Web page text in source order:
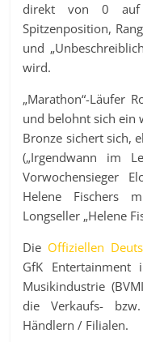
direkt von 0 auf
Spitzenposition,
und
wird.
„Marathon“-Läufer
und belohnt sich ein
Bronze sichert sich,
(„Irgendwann im
Vorwochensieger
Helene Fischers
Longseller „Helene
Die Offiziellen
GfK Entertainment
Musikindustrie
die Verkaufs-
Händlern / Filialen.